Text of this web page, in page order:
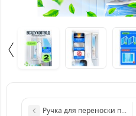
Ручка для переноски